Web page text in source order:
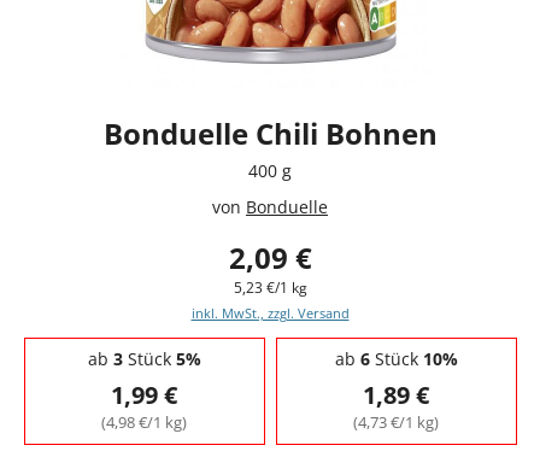
Bonduelle Chili Bohnen
400 g
von Bonduelle
2,09 €
5,23 €/1 kg
inkl. MwSt., zzgl. Versand
Staffelpreise - Mengenrabatt
ab 3Stück 5%
1,99 €
(4,98 €/1 kg)
ab 6Stück 10%
1,89 €
(4,73 €/1 kg)